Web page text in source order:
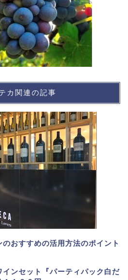
カ関連の記事
おすすめの活用方法のポイント
ンセット『パーティパック白だ